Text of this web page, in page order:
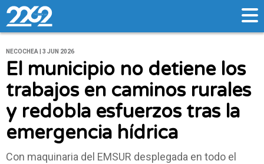
NECOCHEA | 3 JUN 2026
El municipio no detiene los
trabajos en caminos rurales
y redobla esfuerzos tras la
emergencia hídrica
Con maquinaria del EMSUR desplegada en todo el